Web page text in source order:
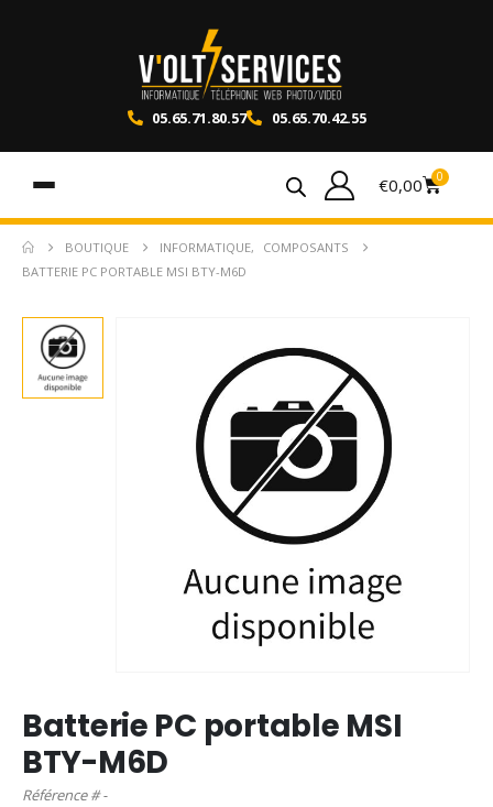
05.65.71.80.57 05.65.70.42.55
€0,00 0
BOUTIQUE INFORMATIQUE,
COMPOSANTS
BATTERIE PC PORTABLE MSI BTY-M6D
Batterie PC portable MSI
BTY-M6D
Référence # -